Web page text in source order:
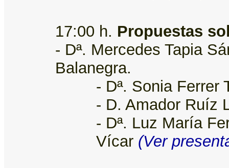
17:00 h. Propuestas
- Dª. Mercedes Tapia
Balanegra.
- Dª. Sonia Ferrer
- D. Amador Ruíz
- Dª. Luz María
Vícar (Ver